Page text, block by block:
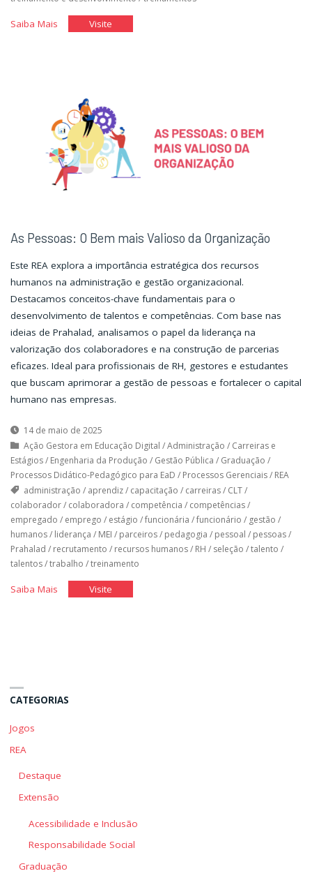
Saiba Mais"Escrevendo
Visite"Escrevendo
As Pessoas: O Bem mais Valioso da Organização
Este REA explora a importância estratégica dos recursos
humanos na administração e gestão organizacional.
Destacamos conceitos-chave fundamentais para o
desenvolvimento de talentos e competências. Com base nas
ideias de Prahalad, analisamos o papel da liderança na
valorização dos colaboradores e na construção de parcerias
eficazes. Ideal para profissionais de RH, gestores e estudantes
que buscam aprimorar a gestão de pessoas e fortalecer o capital
humano nas empresas.
14 de maio de 2025
Ação Gestora em Educação Digital /Administração / Carreiras e
Estágios/ Engenharia da Produção / Gestão Pública / Graduação /
Processos Didático-Pedagógico para EaD / Processos Gerenciais/ REA
administração / aprendiz/ capacitação / carreiras/ CLT/
colaborador/ colaboradora / competência / competências/
empregado / emprego / estágio /funcionária /funcionário / gestão /
humanos/ liderança / MEI / parceiros/ pedagogia / pessoal / pessoas/
Prahalad / recrutamento / recursos humanos/ RH / seleção /talento /
talentos/trabalho /treinamento
Saiba Mais"As
Organização"
Visite"As
CATEGORIAS
Jogos
REA
Destaque
Extensão
Acessibilidade e Inclusão
Responsabilidade Social
Graduação